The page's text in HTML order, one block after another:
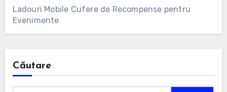
Ladouri Mobile Cufere de Recompense pentru
Evenimente
Căutare